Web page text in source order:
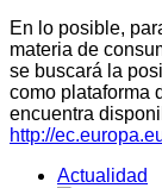
En lo posible,
materia de
se buscará la
como plataforma
encuentra
http://
Actualidad